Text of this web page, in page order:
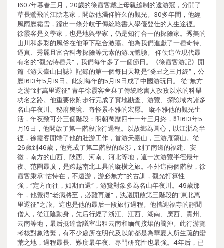
1607年暮春三月，20歲的徐霞客戴上母親縫制的遠游冠，分開了
草長鶯飛的江陰老家，開啟他渴仰許久的觀光。30多年間，他經
風雨歷霜雪，蹚出一條分歧于傳統唸書人學優登仕的人生途徑。
徐霞客是文學家，也是地輿學家，仍是知行合一的探險家。秀美的
山川和多彩的風俗在他筆下融合激蕩。他為我們進獻了一種奇特、
逼真、秀麗且富含科考探險等元素的游玩體驗。 仰仗這位現代最
有名的“觀光特種兵”，我們每年多了一個節日。《徐霞客游記》開
篇《游天臺山日誌》記錄的第一個每日天期是“癸丑之三月終”，公
歷1613年5月19日。此刻每年的5月19日成了中國游玩日。 從“無方
之游”到“萬里遐征” 青年徐霞客舍棄了傳統唸書人孜孜以求的科舉
功名之路。他重要依附步行完成了實地勘查、游覽、探險域內諸多
名山年夜川、秘府奧境、奇怪景不雅的宏愿。 縱不雅他的觀光生
活，年夜致可分三個階段：明朝萬歷四十一年三月終，即1613年5
月19日，他開啟了第一階段旅行過程。以故鄉為圓心，以江浙為半
徑，徐霞客開端了他的壯游工作，首游天臺山，三游雁蕩山。從
26歲到46歲，他完成了第二階段的跋涉，到了南邊的福建、安
徽，南方的山西、陜西、河南、河北等地，這一次游覽半徑最年
夜、范圍最廣，是跨越南北工具的縱橫之旅。不外這兩個階段，徐
霞客秉承“怙恃在，不遠游，游必無方”的古訓，觀光打算性
強，“定方而往，如期而還”，游覽對象多為名山年夜川。49歲那
年，他覺得“老病將至，必難再遲”，決議開啟第三階段的“東北萬
里遐征”之旅。這也是他的最后一段旅行過程。他攜迎福寺的靜聞
僧人，從江陰動身，先后行經了浙江、江西、湖南、廣西、貴州、
云南等地，最后抵達會議室出租云南和緬甸接壤的騰沖。此行游覽
考核對象浩繁，有不少處所在明代及以前都是為華夏人所生疏的蠻
荒之地，過程最長、難度最年夜、專門研究性也最強。4年后，已